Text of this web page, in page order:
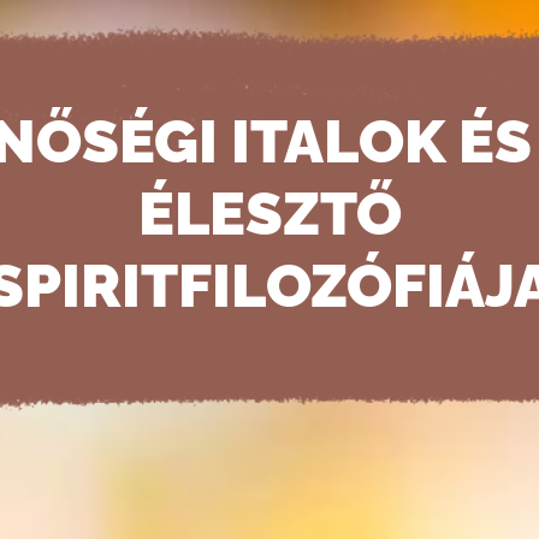
ITALOK
ÉLESZTŐ